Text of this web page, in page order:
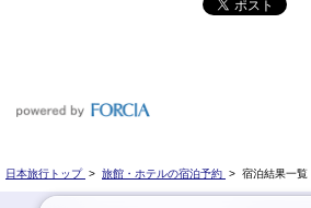
日本旅行トップ > 旅館・ホテルの宿泊予約 > 宿泊結果一覧